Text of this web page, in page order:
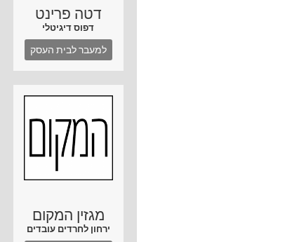
דטה פרינט
דפוס דיגיטלי
למעבר לבית העסק
מגזין המקום
ירחון לחרדים עובדים